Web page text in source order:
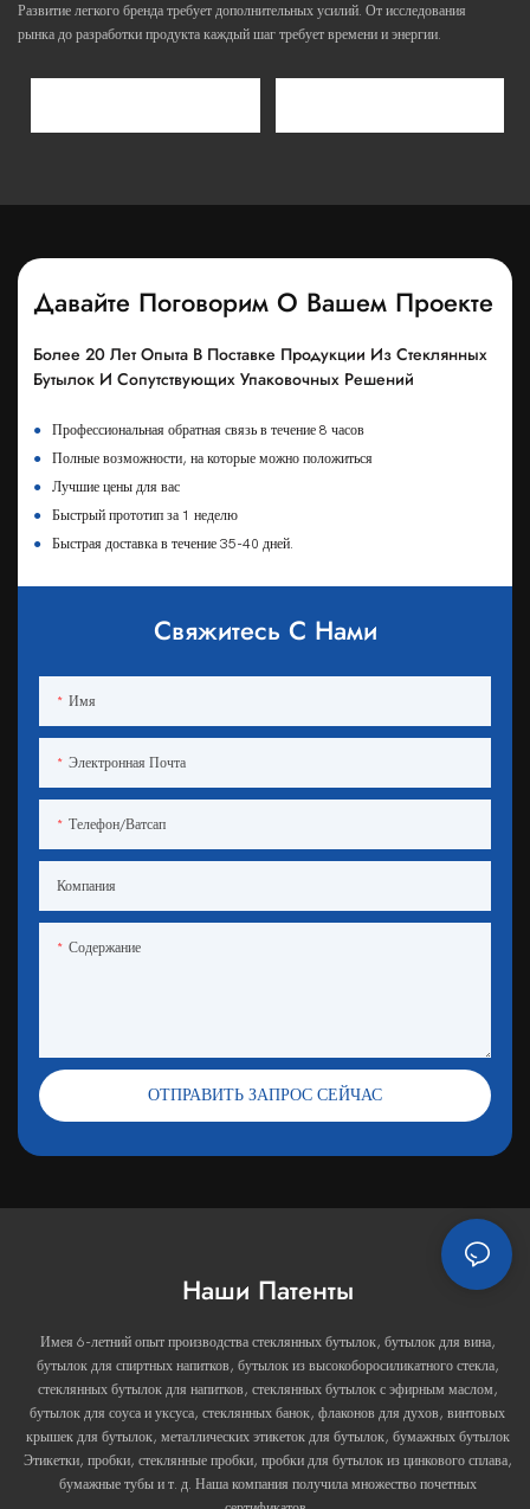
Развитие легкого бренда требует дополнительных усилий. От исследования
рынка до разработки продукта каждый шаг требует времени и энергии.
Давайте Поговорим О Вашем Проекте
Более 20 Лет Опыта В Поставке Продукции Из Стеклянных
Бутылок И Сопутствующих Упаковочных Решений
●
Профессиональная обратная связь в течение 8 часов
●
Полные возможности, на которые можно положиться
●
Лучшие цены для вас
●
Быстрый прототип за 1 неделю
●
Быстрая доставка в течение 35-40 дней.
Свяжитесь С Нами
Имя
Электронная Почта
Телефон/ватсап
Компания
Содержание
ОТПРАВИТЬ ЗАПРОС СЕЙЧАС
Наши Патенты
Имея 6-летний опыт производства стеклянных бутылок, бутылок для вина,
бутылок для спиртных напитков, бутылок из высокоборосиликатного стекла,
стеклянных бутылок для напитков, стеклянных бутылок с эфирным маслом,
бутылок для соуса и уксуса, стеклянных банок, флаконов для духов, винтовых
крышек для бутылок, металлических этикеток для бутылок, бумажных бутылок
Этикетки, пробки, стеклянные пробки, пробки для бутылок из цинкового сплава,
бумажные тубы и т. д. Наша компания получила множество почетных